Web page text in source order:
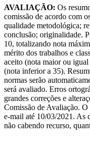
AVALIAÇÃO: Os
comissão de acordo com
qualidade metodológica;
conclusão; originalidade.
10, totalizando nota
mérito dos trabalhos e
aceito (nota maior ou
(nota inferior a 35).
normas serão
será avaliado. Erros
grandes correções e
Comissão de Avaliação.
e-mail até 10/03/2021. As
não cabendo recurso,